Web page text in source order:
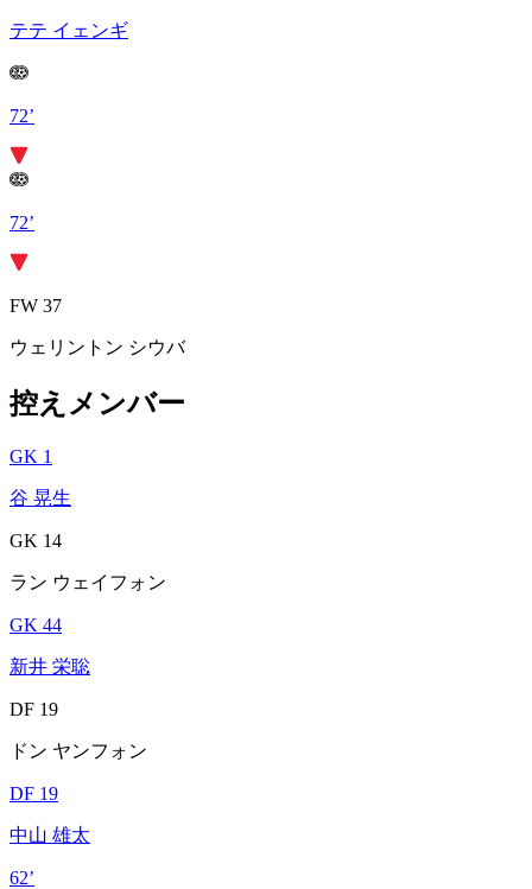
テテ イェンギ
72’
72’
FW 37
ウェリントン シウバ
控えメンバー
GK 1
谷 晃生
GK 14
ラン ウェイフォン
GK 44
新井 栄聡
DF 19
ドン ヤンフォン
DF 19
中山 雄太
62’